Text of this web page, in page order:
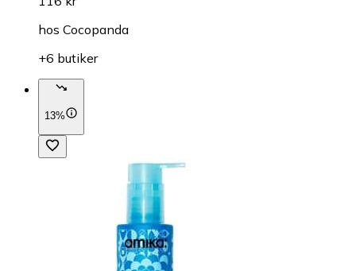
hos Cocopanda
+6 butiker
13%